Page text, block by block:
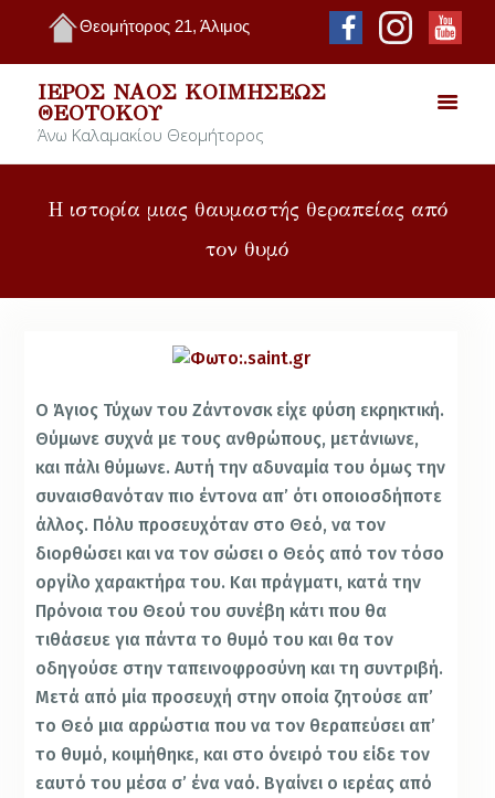
Θεομήτορος 21, Άλιμος
ΙΕΡΌΣ ΝΑΌΣ ΚΟΙΜΉΣΕΩΣ
ΘΕΟΤΌΚΟΥ
Άνω Καλαμακίου Θεομήτορος
Η ιστορία μιας θαυμαστής θεραπείας από
τον θυμό
Ο Άγιος Τύχων του Ζάντονσκ είχε φύση εκρηκτική.
Θύμωνε συχνά με τους ανθρώπους, μετάνιωνε,
και πάλι θύμωνε. Αυτή την αδυναμία του όμως την
συναισθανό­ταν πιο έντονα απ’ ότι οποιοσδήποτε
άλλος. Πόλυ προ­σευχόταν στο Θεό, να τον
διορθώσει και να τον σώσει ο Θεός από τον τόσο
οργίλο χαρακτήρα του. Και πρά­γματι, κατά την
Πρόνοια του Θεού του συνέβη κάτι που θα
τιθάσευε για πάντα το θυμό του και θα τον
οδηγού­σε στην ταπεινοφροσύνη και τη συντριβή.
Μετά από μία προσευχή στην οποία ζητούσε απ’
το Θεό μια αρρώστια που να τον θεραπεύσει απ’
το θυμό, κοιμήθηκε, και στο όνειρό του είδε τον
εαυτό του μέσα σ’ ένα ναό. Βγαίνει ο ιερέας από